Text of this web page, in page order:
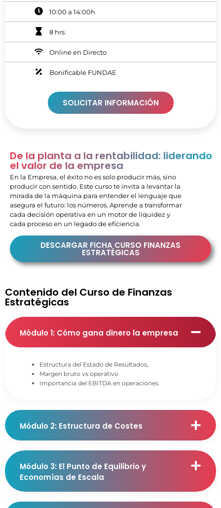
10:00 a 14:00h
8 hrs
Online en Directo
Bonificable FUNDAE
SOLICITAR INFORMACIÓN
De la planta a la rentabilidad: liderando
el valor de la empresa
En la Empresa, el éxito no es solo producir más, sino
producir con sentido. Este curso te invita a levantar la
mirada de la máquina para entender el lenguaje que
asegura el futuro: los números. Aprende a transformar
cada decisión operativa en un motor de liquidez y
cada proceso en un legado de eficiencia.
DESCARGAR FICHA CURSO FINANZAS
ESTRATÉGICAS
Contenido del Curso de Finanzas
Estratégicas
Módulo 1: Cómo gana dinero la empresa
Estructura del Estado de Resultados,
Margen bruto vs operativo
Importancia del EBITDA en operaciones.
Módulo 2: Estructura de Costes
Módulo 3: El Punto de Equilibrio y
Economías de Escala